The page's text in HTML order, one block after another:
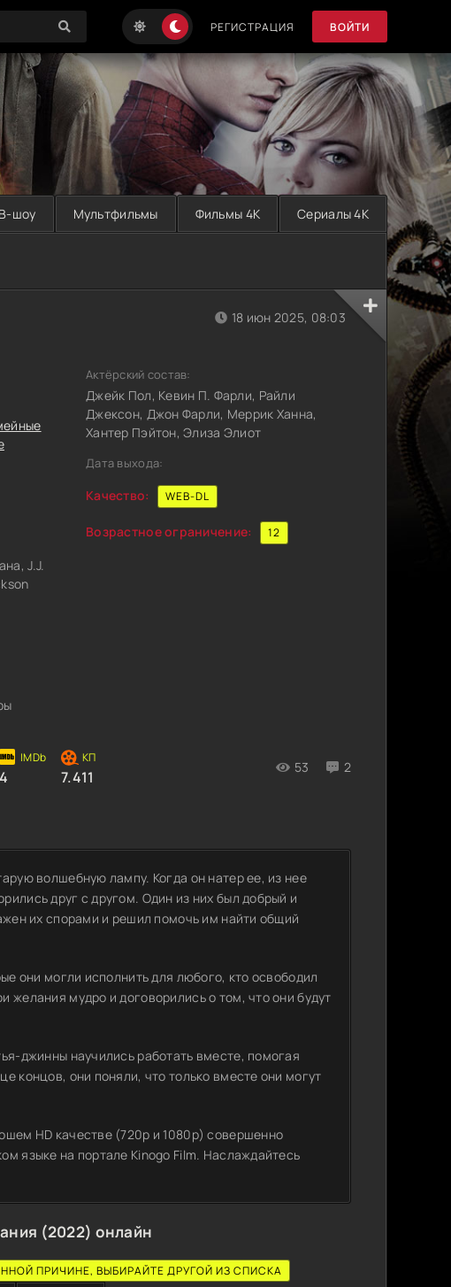
РЕГИСТРАЦИЯ ВОЙТИ
шоу Мультфильмы Фильмы 4K Сериалы 4K
J.J.
4 7.411
53 2
18 июн 2025, 08:03
Актёрский состав:
Джейк Пол, Кевин П. Фарли, Райли
Джексон, Джон Фарли, Меррик Ханна,
Хантер Пэйтон, Элиза Элиот
Дата выхода:
Качество: WEB-DL
Возрастное ограничение: 12
волшебную лампу. Когда он натер ее, из нее
друг с другом. Один из них был добрый и
их спорами и решил помочь им найти общий
они могли исполнить для любого, кто освободил
мудро и договорились о том, что они будут
джинны научились работать вместе, помогая
концов, они поняли, что только вместе они могут
HD качестве (720p и 1080p) совершенно
языке на портале Kinogo Film. Наслаждайтесь
(2022) онлайн
ПРИЧИНЕ, ВЫБИРАЙТЕ ДРУГОЙ ИЗ СПИСКА